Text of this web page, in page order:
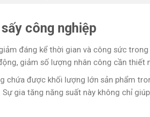
công nghiệp
đáng kể thời gian và công sức
giảm số lượng nhân công cần thiết
chứa được khối lượng lớn sản phẩm
gia tăng năng suất này không chỉ